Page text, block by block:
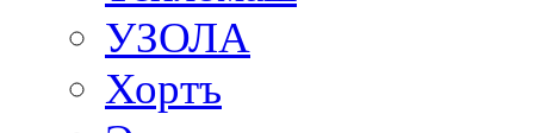
УЗОЛА
Хортъ